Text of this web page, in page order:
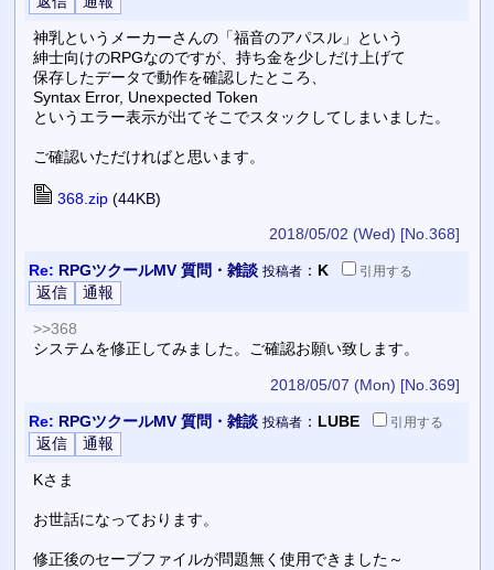
神乳というメーカーさんの「福音のアパスル」という
紳士向けのRPGなのですが、持ち金を少しだけ上げて
保存したデータで動作を確認したところ、
Syntax Error, Unexpected Token
というエラー表示が出てそこでスタックしてしまいました。
ご確認いただければと思います。
368.zip(44KB)
2018/05/02 (Wed) [No.368]
Re: RPGツクールMV 質問・雑談 投稿者： K 引用する
>>368
システムを修正してみました。ご確認お願い致します。
2018/05/07 (Mon) [No.369]
Re: RPGツクールMV 質問・雑談 投稿者： LUBE 引用する
Kさま
お世話になっております。
修正後のセーブファイルが問題無く使用できました～